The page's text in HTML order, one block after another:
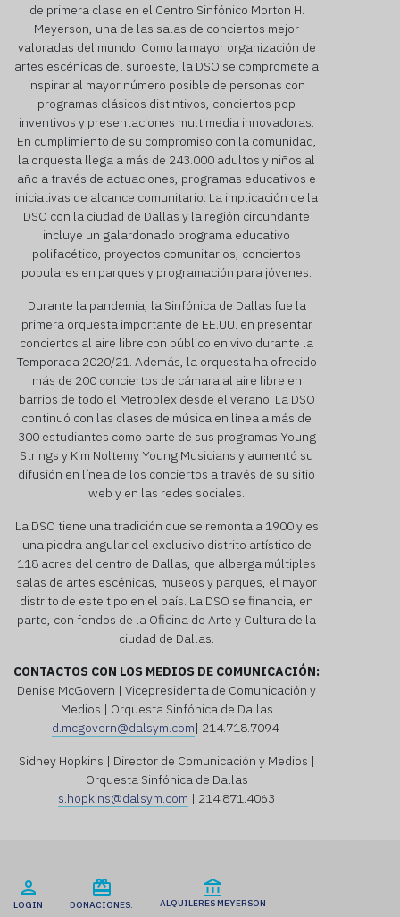
de primera clase en el Centro Sinfónico Morton H.
Meyerson, una de las salas de conciertos mejor
valoradas del mundo. Como la mayor organización de
artes escénicas del suroeste, la DSO se compromete a
inspirar al mayor número posible de personas con
programas clásicos distintivos, conciertos pop
inventivos y presentaciones multimedia innovadoras.
En cumplimiento de su compromiso con la comunidad,
la orquesta llega a más de 243.000 adultos y niños al
año a través de actuaciones, programas educativos e
iniciativas de alcance comunitario. La implicación de la
DSO con la ciudad de Dallas y la región circundante
incluye un galardonado programa educativo
polifacético, proyectos comunitarios, conciertos
populares en parques y programación para jóvenes.
Durante la pandemia, la Sinfónica de Dallas fue la
primera orquesta importante de EE.UU. en presentar
conciertos al aire libre con público en vivo durante la
Temporada 2020/21. Además, la orquesta ha ofrecido
más de 200 conciertos de cámara al aire libre en
barrios de todo el Metroplex desde el verano. La DSO
continuó con las clases de música en línea a más de
300 estudiantes como parte de sus programas Young
Strings y Kim Noltemy Young Musicians y aumentó su
difusión en línea de los conciertos a través de su sitio
web y en las redes sociales.
La DSO tiene una tradición que se remonta a 1900 y es
una piedra angular del exclusivo distrito artístico de
118 acres del centro de Dallas, que alberga múltiples
salas de artes escénicas, museos y parques, el mayor
distrito de este tipo en el país. La DSO se financia, en
parte, con fondos de la Oficina de Arte y Cultura de la
ciudad de Dallas.
CONTACTOS CON LOS MEDIOS DE COMUNICACIÓN:
Denise McGovern | Vicepresidenta de Comunicación y
Medios | Orquesta Sinfónica de Dallas
d.mcgovern@dalsym.com| 214.718.7094
Sidney Hopkins | Director de Comunicación y Medios |
Orquesta Sinfónica de Dallas
s.hopkins@dalsym.com | 214.871.4063
LOGIN DONACIONES: ALQUILERES MEYERSON